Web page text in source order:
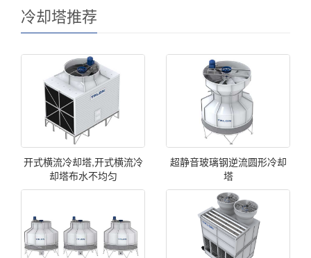
冷却塔推荐
开式横流冷却塔,开式横流冷
却塔布水不均匀
超静音玻璃钢逆流圆形冷却
塔